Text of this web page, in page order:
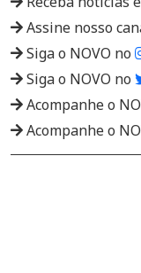
Assine nosso
Siga o NOVO no
Siga o NOVO no
Acompanhe o
Acompanhe o